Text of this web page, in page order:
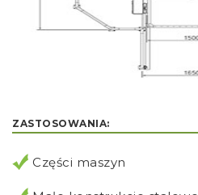
ZASTOSOWANIA:
Części maszyn